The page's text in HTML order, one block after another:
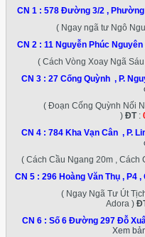
CN 1 : 578 Đường 3/2 , Phường
( Ngay ngã tư Ngô
CN 2 : 11 Nguyễn Phúc Nguyên
( Cách Vòng Xoay Ngã
CN 3 : 27 Cống Quỳnh , P.
( Đoạn Cống Quỳnh Nối
) ĐT:
CN 4 : 784 Kha Vạn Cân , P.
( Cách Cầu Ngang 20m , Cách
CN 5 : 296 Hoàng Văn Thụ , P4 ,
( Ngay Ngã Tư Út
Adora )
CN 6 : Số 6 Đường 297 Đỗ
Xem